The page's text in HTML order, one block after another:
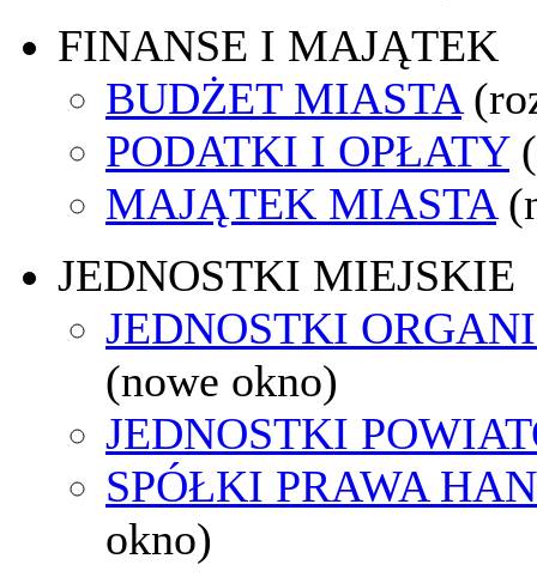
FINANSE I MAJĄTEK
BUDŻET MIASTA
PODATKI I OPŁATY
MAJĄTEK MIASTA
JEDNOSTKI MIEJSKIE
JEDNOSTKI
(nowe okno)
JEDNOSTKI
SPÓŁKI PRAWA
okno)